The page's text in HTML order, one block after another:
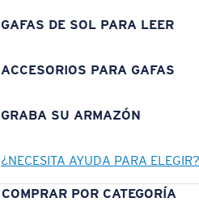
GAFAS DE SOL PARA LEER
ACCESORIOS PARA GAFAS
GRABA SU ARMAZÓN
¿NECESITA AYUDA PARA ELEGIR?
COMPRAR POR CATEGORÍA